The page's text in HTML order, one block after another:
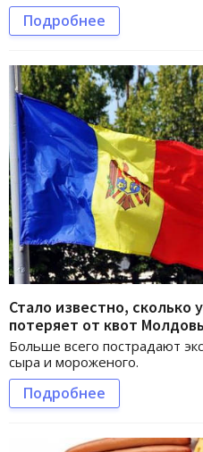
Подробнее
Стало известно, сколько
потеряет от квот
Больше всего пострадают
сыра и мороженого.
Подробнее